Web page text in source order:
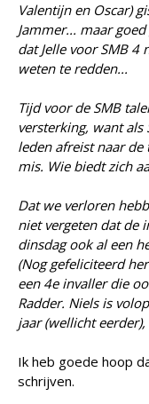
Valentijn en Oscar)
Jammer... maar
dat Jelle voor SMB 4
weten te redden...
Tijd voor de SMB
versterking, want als
leden afreist naar
mis. Wie biedt zich
Dat we verloren
niet vergeten dat de
dinsdag ook al een
(Nog gefeliciteerd
een 4e invaller die
Radder. Niels is
jaar (wellicht
Ik heb goede hoop
schrijven.